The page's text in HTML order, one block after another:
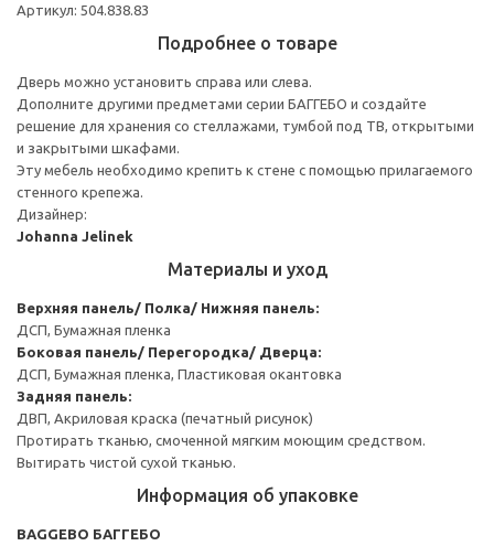
Артикул: 504.838.83
Подробнее о товаре
Дверь можно установить справа или слева.
Дополните другими предметами серии БАГГЕБО и создайте
решение для хранения со стеллажами, тумбой под ТВ, открытыми
и закрытыми шкафами.
Эту мебель необходимо крепить к стене с помощью прилагаемого
стенного крепежа.
Дизайнер:
Johanna Jelinek
Материалы и уход
Верхняя панель/ Полка/ Нижняя панель:
ДСП, Бумажная пленка
Боковая панель/ Перегородка/ Дверца:
ДСП, Бумажная пленка, Пластиковая окантовка
Задняя панель:
ДВП, Акриловая краска (печатный рисунок)
Протирать тканью, смоченной мягким моющим средством.
Вытирать чистой сухой тканью.
Информация об упаковке
BAGGEBO БАГГЕБО